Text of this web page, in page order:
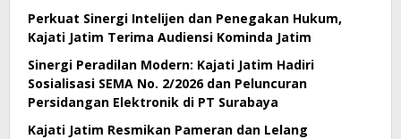
Perkuat Sinergi Intelijen dan Penegakan Hukum,
Kajati Jatim Terima Audiensi Kominda Jatim
Sinergi Peradilan Modern: Kajati Jatim Hadiri
Sosialisasi SEMA No. 2/2026 dan Peluncuran
Persidangan Elektronik di PT Surabaya
Kajati Jatim Resmikan Pameran dan Lelang